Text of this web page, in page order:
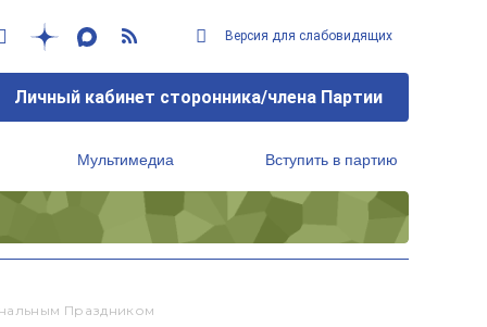
Версия для слабовидящих
Личный кабинет сторонника/члена Партии
Мультимедиа Вступить в партию
Праздником